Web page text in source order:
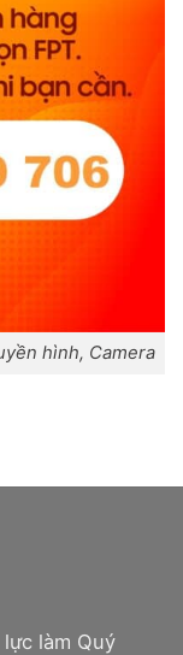
hình, Camera
làm Quý